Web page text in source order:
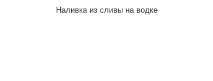
Наливка из сливы на водке